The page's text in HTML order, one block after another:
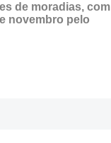
de moradias, com
novembro pelo